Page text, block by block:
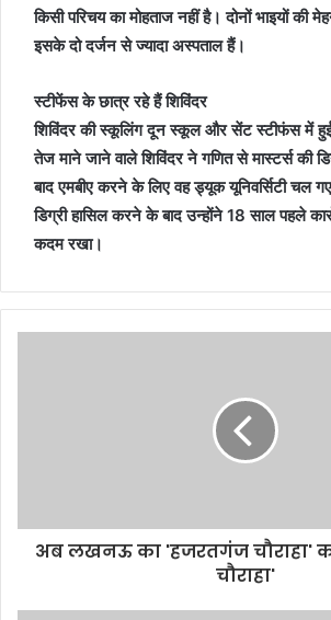
किसी परिचय का मोहताज नहीं है। दोनों भाइयों
इसके दो दर्जन से ज्यादा अस्पताल हैं।
स्टीफेंस के छात्र रहे हैं शिविंदर
शिविंदर की स्कूलिंग दून स्कूल और सेंट स्टीफंस में
तेज माने जाने वाले शिविंदर ने गणित से मास्टर्स की
बाद एमबीए करने के लिए वह ड्यूक यूनिवर्सिटी चल
डिग्री हासिल करने के बाद उन्होंने 18 साल पहले
कदम रखा।
अब लखनऊ का 'हजरतगंज चौराहा'
चौराहा'